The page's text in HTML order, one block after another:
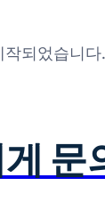
되었습니
문